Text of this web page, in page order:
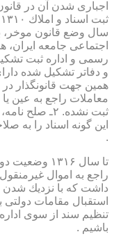
سال وضع قانون موخر،
اجتماعی جامعه ایران،
رسمی و اداره ثبت
و دفاتر تشكیل شده
معاملات راجع به عین
ثبت نشده. ۲ـ
این گونه اسناد را به
.
تا سال ۱۳۱۶
راجع به اموال
استقبال مقامات دولتی
تنظیم سند از سوی
باشیم .